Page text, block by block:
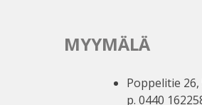
MYYMÄLÄ
Poppelitie
p. 0440